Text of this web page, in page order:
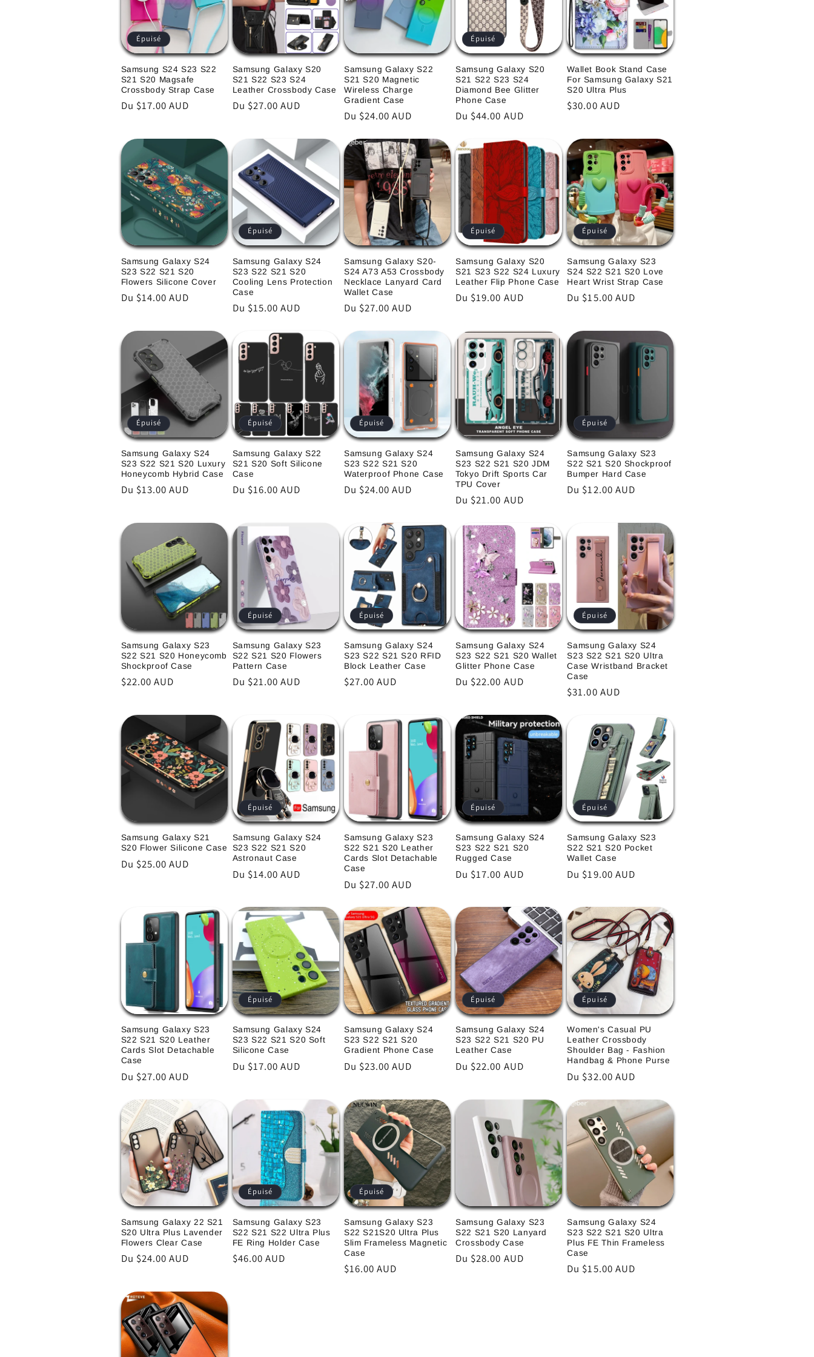
c
t
i
n
:
Épuisé
Samsung S24 S23 S22
S21 S20 Magsafe
Crossbody Strap Case
Prix
Du $17.00 AUD
Samsung Galaxy S20
S21 S22 S23 S24
Leather Crossbody Case
Prix
Du $27.00 AUD
Samsung Galaxy S22
S21 S20 Magnetic
Wireless Charge
Gradient Case
Prix
Du $24.00 AUD
Épuisé
Samsung Galaxy S20
S21 S22 S23 S24
Diamond Bee Glitter
Phone Case
Prix
Du $44.00 AUD
Wallet Book Stand Case
For Samsung Galaxy S21
S20 Ultra Plus
Prix
$30.00 AUD
Samsung Galaxy S24
S23 S22 S21 S20
Flowers Silicone Cover
Prix
Du $14.00 AUD
Épuisé
Samsung Galaxy S24
S23 S22 S21 S20
Cooling Lens Protection
Case
Prix
Du $15.00 AUD
Samsung Galaxy S20-
S24 A73 A53 Crossbody
Necklace Lanyard Card
Wallet Case
Prix
Du $27.00 AUD
Épuisé
Samsung Galaxy S20
S21 S23 S22 S24 Luxury
Leather Flip Phone Case
Prix
Du $19.00 AUD
Épuisé
Samsung Galaxy S23
S24 S22 S21 S20 Love
Heart Wrist Strap Case
Prix
Du $15.00 AUD
Épuisé
Samsung Galaxy S24
S23 S22 S21 S20 Luxury
Honeycomb Hybrid Case
Prix
Du $13.00 AUD
Épuisé
Samsung Galaxy S22
S21 S20 Soft Silicone
Case
Prix
Du $16.00 AUD
Épuisé
Samsung Galaxy S24
S23 S22 S21 S20
Waterproof Phone Case
Prix
Du $24.00 AUD
Samsung Galaxy S24
S23 S22 S21 S20 JDM
Tokyo Drift Sports Car
TPU Cover
Prix
Du $21.00 AUD
Épuisé
Samsung Galaxy S23
S22 S21 S20 Shockproof
Bumper Hard Case
Prix
Du $12.00 AUD
Samsung Galaxy S23
S22 S21 S20 Honeycomb
Shockproof Case
Prix
$22.00 AUD
Épuisé
Samsung Galaxy S23
S22 S21 S20 Flowers
Pattern Case
Prix
Du $21.00 AUD
Épuisé
Samsung Galaxy S24
S23 S22 S21 S20 RFID
Block Leather Case
Prix
$27.00 AUD
Samsung Galaxy S24
S23 S22 S21 S20 Wallet
Glitter Phone Case
Prix
Du $22.00 AUD
Épuisé
Samsung Galaxy S24
S23 S22 S21 S20 Ultra
Case Wristband Bracket
Case
Prix
$31.00 AUD
Samsung Galaxy S21
S20 Flower Silicone Case
Prix
Du $25.00 AUD
Épuisé
Samsung Galaxy S24
S23 S22 S21 S20
Astronaut Case
Prix
Du $14.00 AUD
Samsung Galaxy S23
S22 S21 S20 Leather
Cards Slot Detachable
Case
Prix
Du $27.00 AUD
Épuisé
Samsung Galaxy S24
S23 S22 S21 S20
Rugged Case
Prix
Du $17.00 AUD
Épuisé
Samsung Galaxy S23
S22 S21 S20 Pocket
Wallet Case
Prix
Du $19.00 AUD
Samsung Galaxy S23
S22 S21 S20 Leather
Cards Slot Detachable
Case
Prix
Du $27.00 AUD
Épuisé
Samsung Galaxy S24
S23 S22 S21 S20 Soft
Silicone Case
Prix
Du $17.00 AUD
Samsung Galaxy S24
S23 S22 S21 S20
Gradient Phone Case
Prix
Du $23.00 AUD
Épuisé
Samsung Galaxy S24
S23 S22 S21 S20 PU
Leather Case
Prix
Du $22.00 AUD
Épuisé
Women's Casual PU
Leather Crossbody
Shoulder Bag - Fashion
Handbag & Phone Purse
Prix
Du $32.00 AUD
Samsung Galaxy 22 S21
S20 Ultra Plus Lavender
Flowers Clear Case
Prix
Du $24.00 AUD
Épuisé
Samsung Galaxy S23
S22 S21 S22 Ultra Plus
FE Ring Holder Case
Prix
$46.00 AUD
Épuisé
Samsung Galaxy S23
S22 S21S20 Ultra Plus
Slim Frameless Magnetic
Case
Prix
$16.00 AUD
Samsung Galaxy S23
S22 S21 S20 Lanyard
Crossbody Case
Prix
Du $28.00 AUD
Samsung Galaxy S24
S23 S22 S21 S20 Ultra
Plus FE Thin Frameless
Case
Prix
Du $15.00 AUD